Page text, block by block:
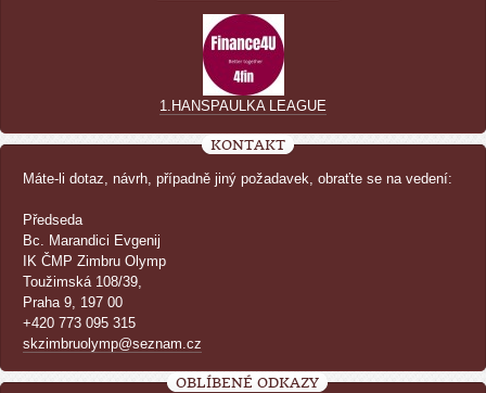
1.HANSPAULKA LEAGUE
KONTAKT
Máte-li dotaz, návrh, případně jiný požadavek, obraťte se na vedení:
Předseda
Bc. Marandici Evgenij
IK ČMP Zimbru Olymp
Toužimská 108/39,
Praha 9, 197 00
+420 773 095 315
skzimbruolymp@seznam.cz
OBLÍBENÉ ODKAZY